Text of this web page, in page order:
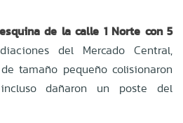
esquina de la calle 1 Norte con 5
del Mercado Central,
tamaño pequeño colisionaron
dañaron un poste del